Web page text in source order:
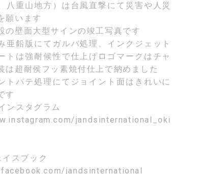
八重山地方）は台風直撃にて災害や人災
願います
の壁面大型サインの竣工写真です
亜鉛版にてガルバ処理、インクジェット
トは強耐候性で仕上げロゴマークはチャ
は超耐侯フッ素焼付仕上で納めました
トパテ処理にてジョイント面はきれいに
す
ンスタグラム
jandsinternational_oki
イスブック
jandsinternational